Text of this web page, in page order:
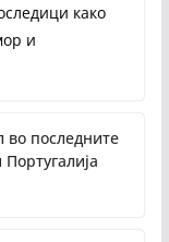
како
и
во последните